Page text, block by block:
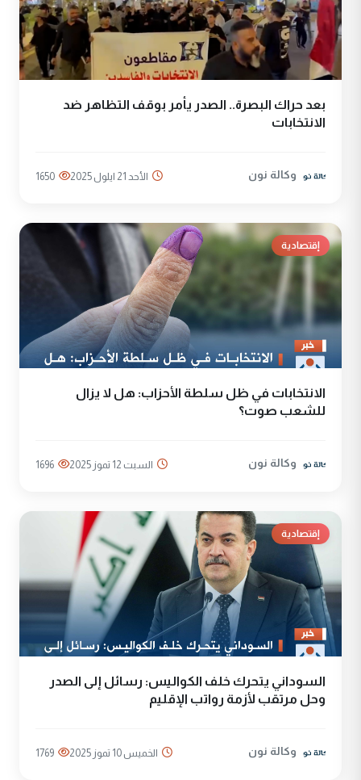
بعد حراك البصرة.. الصدر يأمر بوقف التظاهر ضد
الانتخابات
وكالة نون الأحد 21 ايلول 2025 1650
إقتصادية
الانتخابات في ظل سلطة الأحزاب: هل لا يزال
للشعب صوت؟
وكالة نون السبت 12 تموز 2025 1696
إقتصادية
السوداني يتحرك خلف الكواليس: رسائل إلى الصدر
وحل مرتقب لأزمة رواتب الإقليم
وكالة نون الخميس 10 تموز 2025 1769